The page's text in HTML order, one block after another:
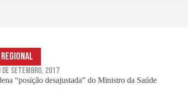
“posição desajustada” do Ministro da Saúde
Regional
de Setembro, 2017